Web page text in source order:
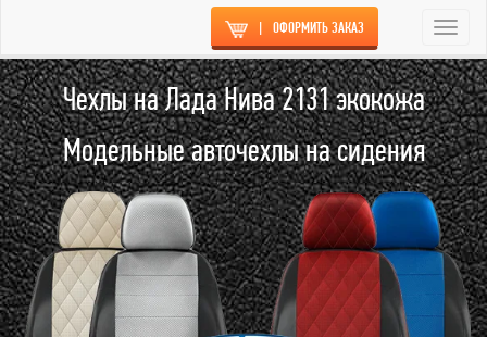
| ОФОРМИТЬ ЗАКАЗ
Чехлы на Лада Нива 2131 экокожа
Модельные авточехлы на сидения